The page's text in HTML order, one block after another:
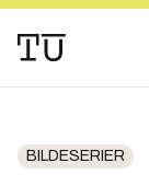
BILDESERIER